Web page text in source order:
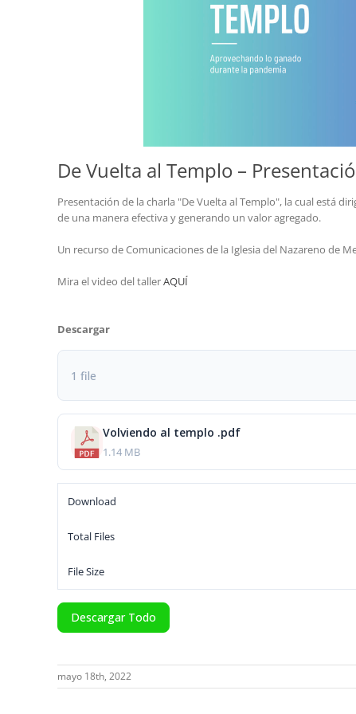
De Vuelta al Templo –
Presentación de la charla "De Vuelta al Templo", la cual está
de una manera efectiva y generando un valor agregado.
Un recurso de Comunicaciones de la Iglesia del Nazareno de
Mira el video del tallerAQUÍ
Descargar
1 file
Volviendo al templo .pdf
1.14 MB
Download
Total Files
File Size
Descargar Todo
mayo 18th, 2022